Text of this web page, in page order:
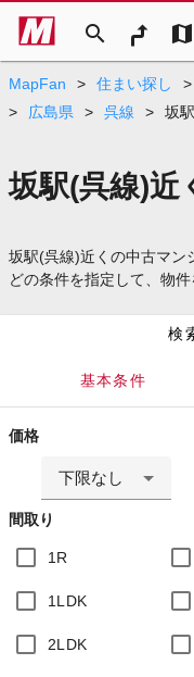
search map
MapFan > 住まい探し >
>
広島県 > 呉線 > 坂
坂駅(呉線)近
坂駅(呉線)近くの中古マン
どの条件を指定して、物
検
基本条件
価格
下限なし
間取り
1R
1LDK
2LDK